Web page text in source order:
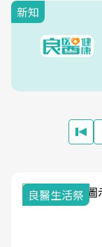
新知
良醫生活祭